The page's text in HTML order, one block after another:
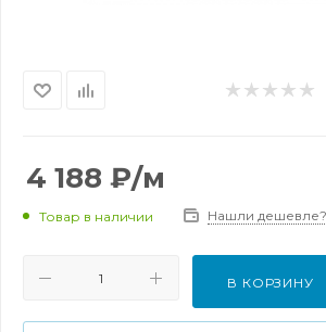
4 188 ₽/м
Товар в наличии Нашли дешевле?
В КОРЗИНУ